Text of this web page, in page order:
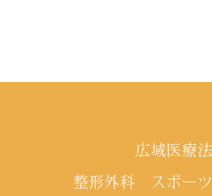
広域医療
整形外科 スポーツ